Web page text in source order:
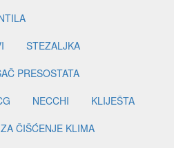
STEZALJKA
PRESOSTATA
NECCHI
KLIJEŠTA
ČIŠĆENJE KLIMA